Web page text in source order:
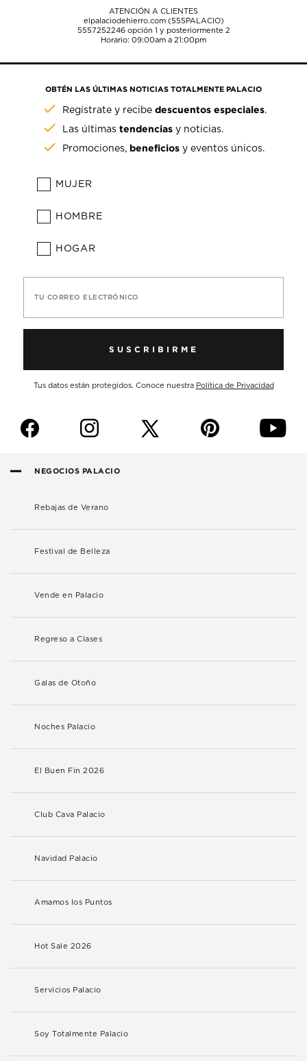
ATENCIÓN A CLIENTES
elpalaciodehierro.com (555PALACIO)
5557252246opción 1 y posteriormente 2
Horario: 09:00am a 21:00pm
OBTÉN LAS ÚLTIMAS NOTICIAS TOTALMENTE PALACIO
Regístrate y recibedescuentos especiales.
Las últimastendencias y noticias.
Promociones, beneficios y eventos únicos.
MUJER
HOMBRE
HOGAR
TU CORREO ELECTRÓNICO
SUSCRIBIRME
Tus datos están protegidos. Conoce nuestra Política de Privacidad
f i p y
NEGOCIOS PALACIO
Rebajas de Verano
Festival de Belleza
Vende en Palacio
Regreso a Clases
Galas de Otoño
Noches Palacio
El Buen Fin 2026
Club Cava Palacio
Navidad Palacio
Amamos los Puntos
Hot Sale 2026
Servicios Palacio
Soy Totalmente Palacio